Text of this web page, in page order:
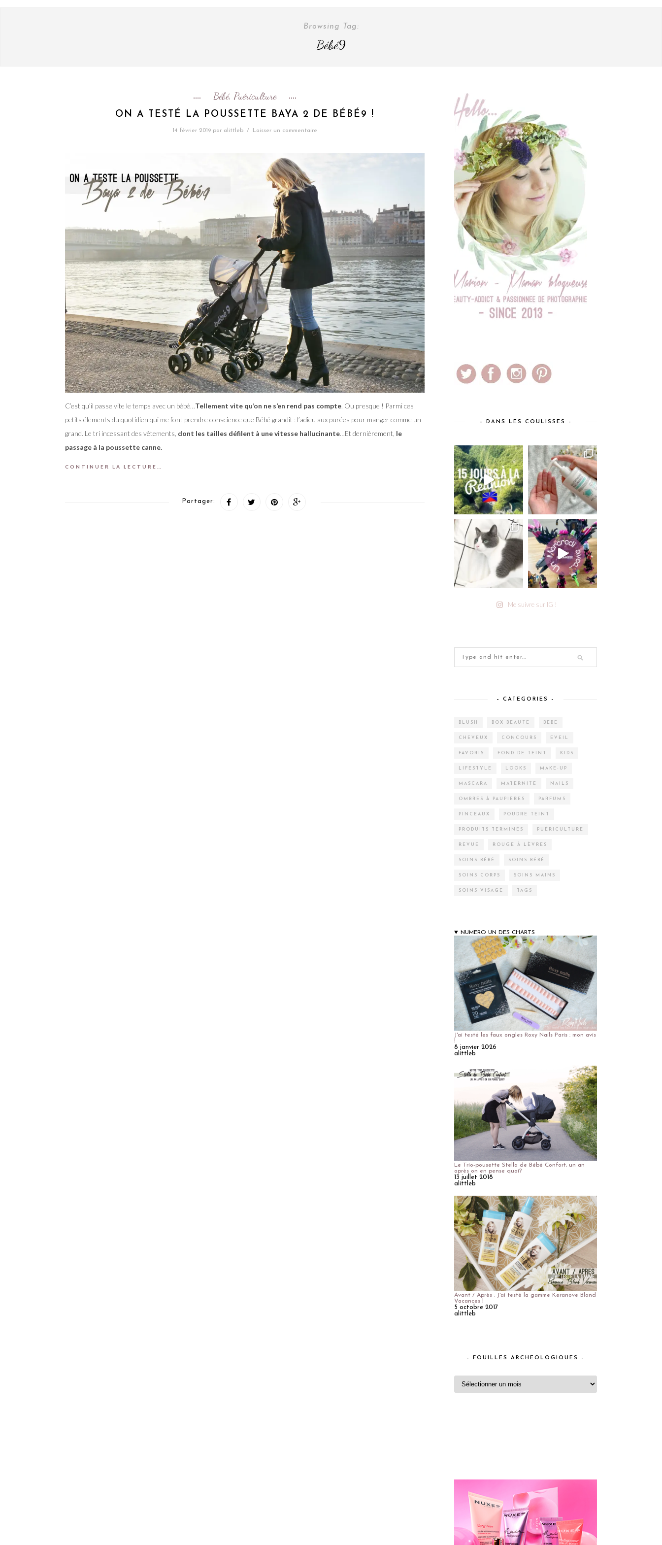
Browsing Tag:
Bébé9
Bébé, Puériculture
ON A TESTÉ LA POUSSETTE BAYA 2 DE BÉBÉ9 !
14 février 2019 par alittleb / Laisser un commentaire
C’est qu’il passe vite le temps avec un bébé…Tellement vite qu’on ne s’en rend pas compte. Ou presque ! Parmi ces
petits élements du quotidien qui me font prendre conscience que Bébé grandit : l’adieu aux purées pour manger comme un
grand. Le tri incessant des vêtements, dont les tailles défilent à une vitesse hallucinante…Et dernièrement, le
passage à la poussette canne.
CONTINUER LA LECTURE…
Partager:
– DANS LES COULISSES –
Me suivre sur IG !
– CATEGORIES –
BLUSH BOX BEAUTÉ BÉBÉ
CHEVEUX CONCOURS EVEIL
FAVORIS FOND DE TEINT KIDS
LIFESTYLE LOOKS MAKE-UP
MASCARA MATERNITÉ NAILS
OMBRES À PAUPIÈRES PARFUMS
PINCEAUX POUDRE TEINT
PRODUITS TERMINÉS PUÉRICULTURE
REVUE ROUGE À LÈVRES
SOINS BÉBÉ SOINS BÉBÉ
SOINS CORPS SOINS MAINS
SOINS VISAGE TAGS
NUMERO UN DES CHARTS
J'ai testé les faux ongles Roxy Nails Paris : mon avis
!
8 janvier 2026
alittleb
Le Trio-pousette Stella de Bébé Confort, un an
après on en pense quoi?
13 juillet 2018
alittleb
Avant / Après : J'ai testé la gamme Keranove Blond
Vacances !
5 octobre 2017
alittleb
– FOUILLES ARCHEOLOGIQUES –